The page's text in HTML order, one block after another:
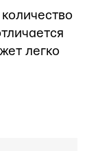
легко